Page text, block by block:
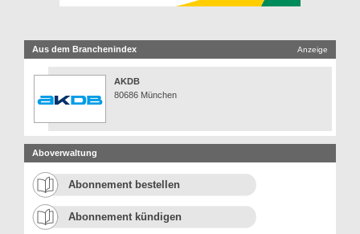
Aus dem Branchenindex Anzeige
AKDB
80686 München
Aboverwaltung
Abonnement bestellen
Abonnement kündigen